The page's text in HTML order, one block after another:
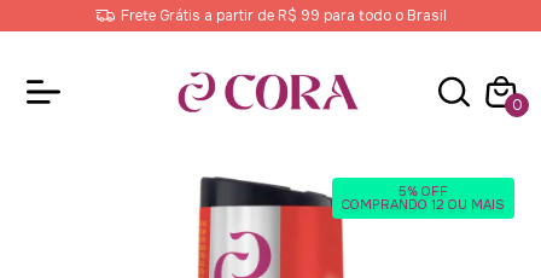
Frete Grátis a partir de R$ 99 para todo o Brasil
0
5% OFF
COMPRANDO 12 OU MAIS